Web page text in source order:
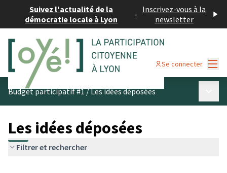
Suivez l'actualité de la
démocratie locale à Lyon
- Inscrivez-vous à la
newsletter
Se connecter
Budget participatif #1/Les idées déposées
Les idées déposées
Filtrer et rechercher